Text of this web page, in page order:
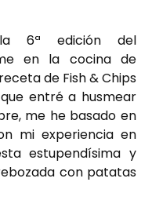
6ª edición del
en la cocina de
de Fish & Chips
entré a husmear
me he basado en
mi experiencia en
estupendísima y
con patatas